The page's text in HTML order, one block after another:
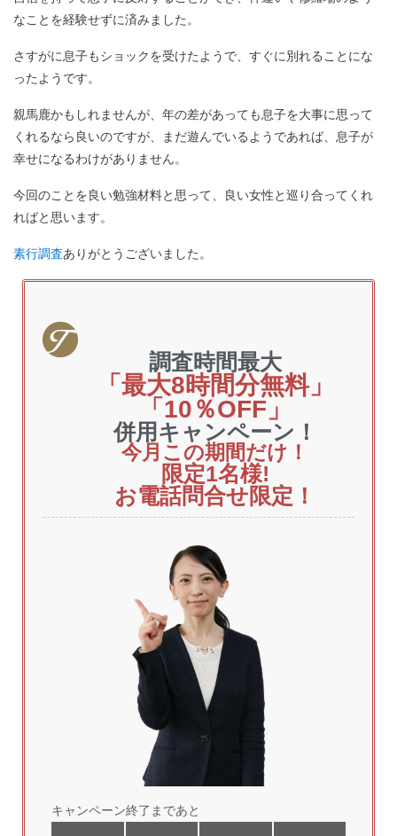
なことを経験せずに済みました。
さすがに息子もショックを受けたようで、すぐに別れることにな
ったようです。
親馬鹿かもしれませんが、年の差があっても息子を大事に思って
くれるなら良いのですが、まだ遊んでいるようであれば、息子が
幸せになるわけがありません。
今回のことを良い勉強材料と思って、良い女性と巡り合ってくれ
ればと思います。
素行調査ありがとうございました。
調査時間最大
「最大8時間分無料」
「10％OFF」
併用キャンペーン！
今月この期間だけ！
限定1名様!
お電話問合せ限定！
キャンペーン終了まであと